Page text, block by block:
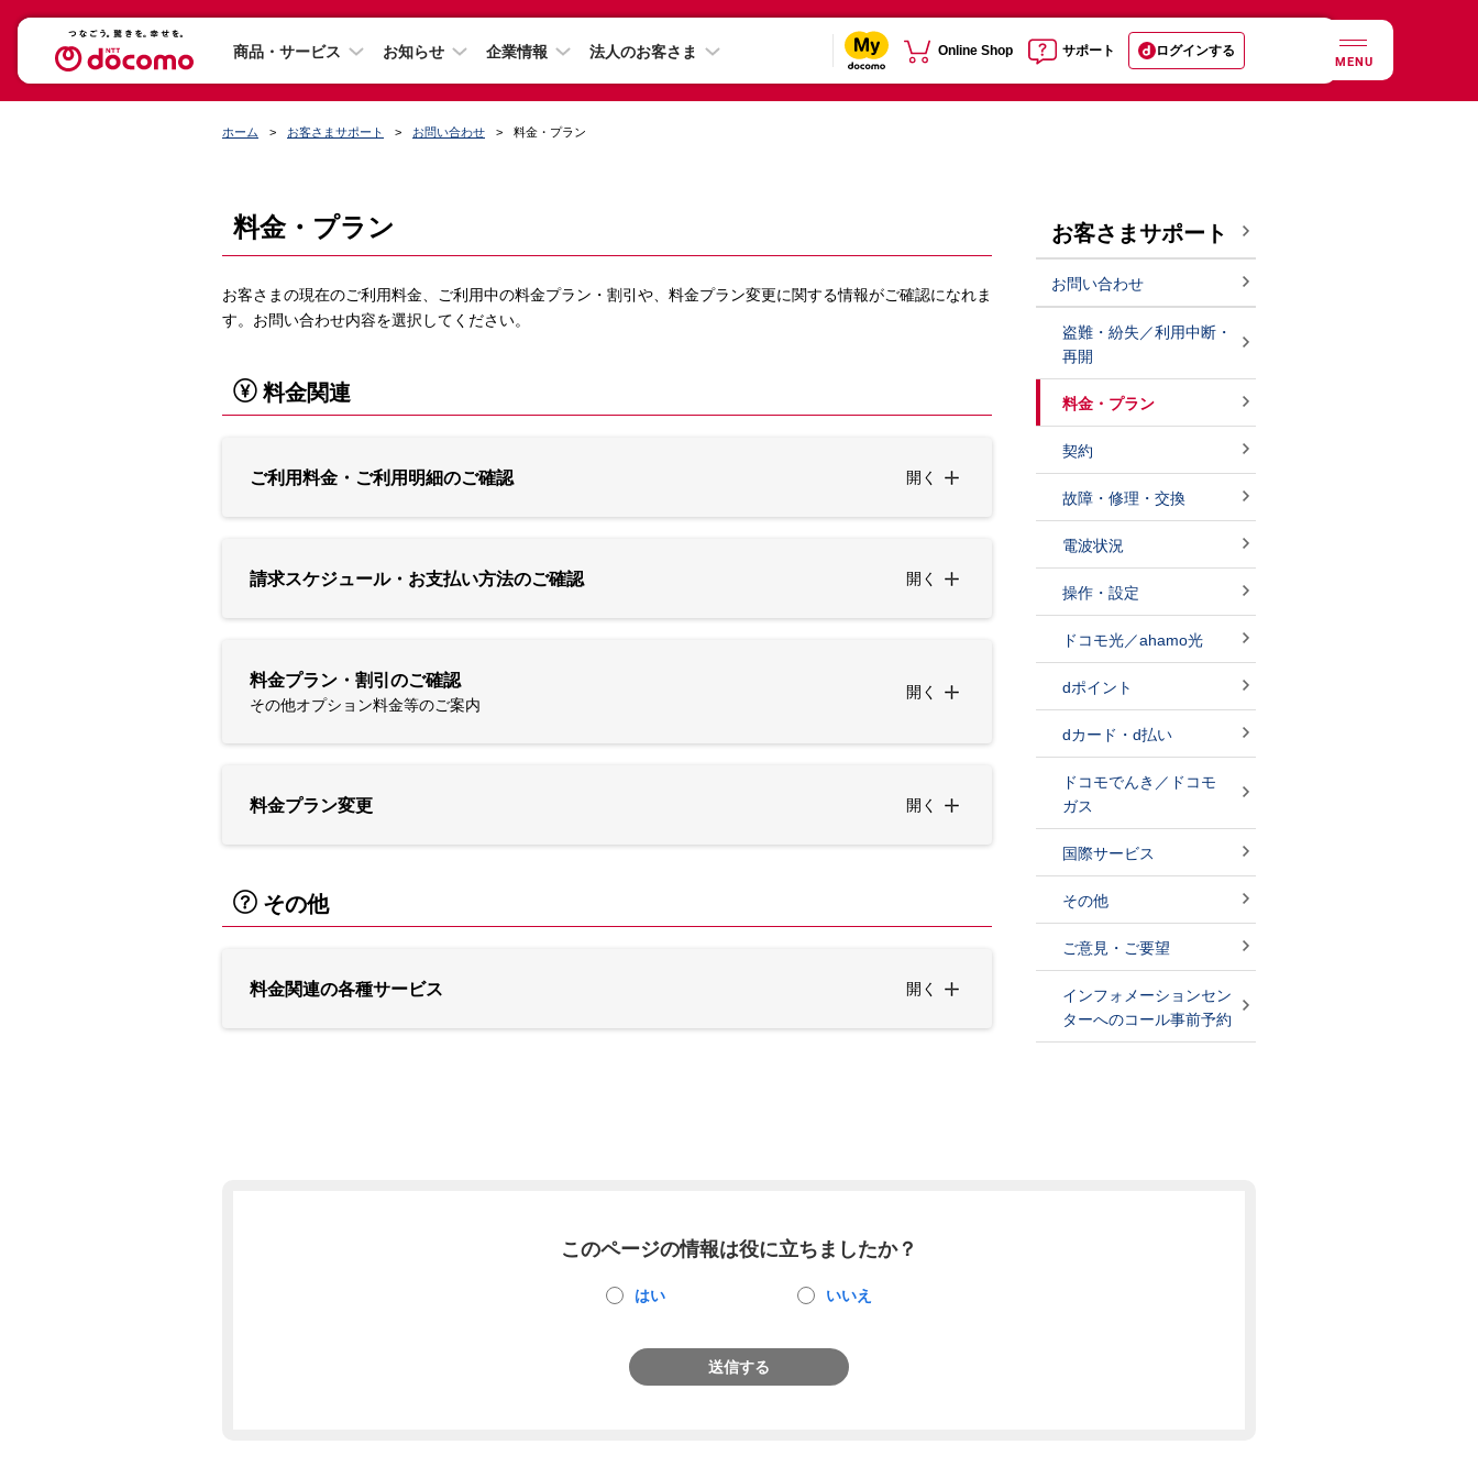
商品・サービス お知らせ 企業情報 法人のお客さま Online Shop サポート ログインする
MENU
ホーム お客さまサポート お問い合わせ 料金・プラン
料金・プラン
お客さまの現在のご利用料金、ご利用中の料金プラン・割引や、料金プラン変更に関する情報がご確認になれま
す。お問い合わせ内容を選択してください。
料金関連
ご利用料金・ご利用明細のご確認 開く
請求スケジュール・お支払い方法のご確認 開く
料金プラン・割引のご確認
その他オプション料金等のご案内
開く
料金プラン変更 開く
その他
料金関連の各種サービス 開く
お客さまサポート
お問い合わせ
盗難・紛失／利用中断・
再開
料金・プラン
契約
故障・修理・交換
電波状況
操作・設定
ドコモ光／ahamo光
dポイント
dカード・d払い
ドコモでんき／ドコモ
ガス
国際サービス
その他
ご意見・ご要望
インフォメーションセン
ターへのコール事前予約
このページの情報は役に立ちましたか？
はい いいえ
送信する